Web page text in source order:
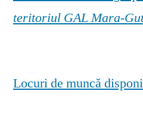
teritoriul GAL Mara-
Locuri de muncă